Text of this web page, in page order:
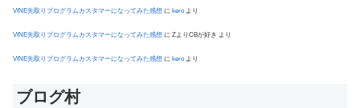
VINE先取りプログラムカスタマーになってみた感想 に kero より
VINE先取りプログラムカスタマーになってみた感想 に ZよりCBが好き より
VINE先取りプログラムカスタマーになってみた感想 に kero より
ブログ村